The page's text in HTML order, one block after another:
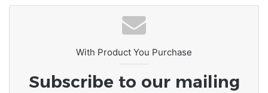
With Product You Purchase
Subscribe to our mailing